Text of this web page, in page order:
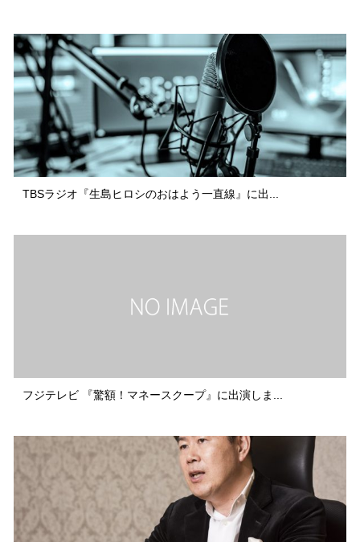
TBSラジオ『生島ヒロシのおはよう一直線』に出...
フジテレビ 『驚額！マネースクープ』に出演しま...